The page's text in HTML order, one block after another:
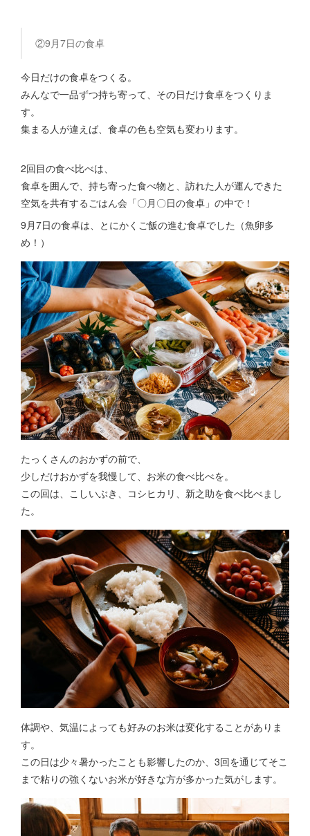
②9月7日の食卓
今日だけの食卓をつくる。
みんなで一品ずつ持ち寄って、その日だけ食卓をつくりま
す。
集まる人が違えば、食卓の色も空気も変わります。
2回目の食べ比べは、
食卓を囲んで、持ち寄った食べ物と、訪れた人が運んできた
空気を共有するごはん会「〇月〇日の食卓」の中で！
9月7日の食卓は、とにかくご飯の進む食卓でした（魚卵多
め！）
たっくさんのおかずの前で、
少しだけおかずを我慢して、お米の食べ比べを。
この回は、こしいぶき、コシヒカリ、新之助を食べ比べまし
た。
体調や、気温によっても好みのお米は変化することがありま
す。
この日は少々暑かったことも影響したのか、3回を通じてそこ
まで粘りの強くないお米が好きな方が多かった気がします。